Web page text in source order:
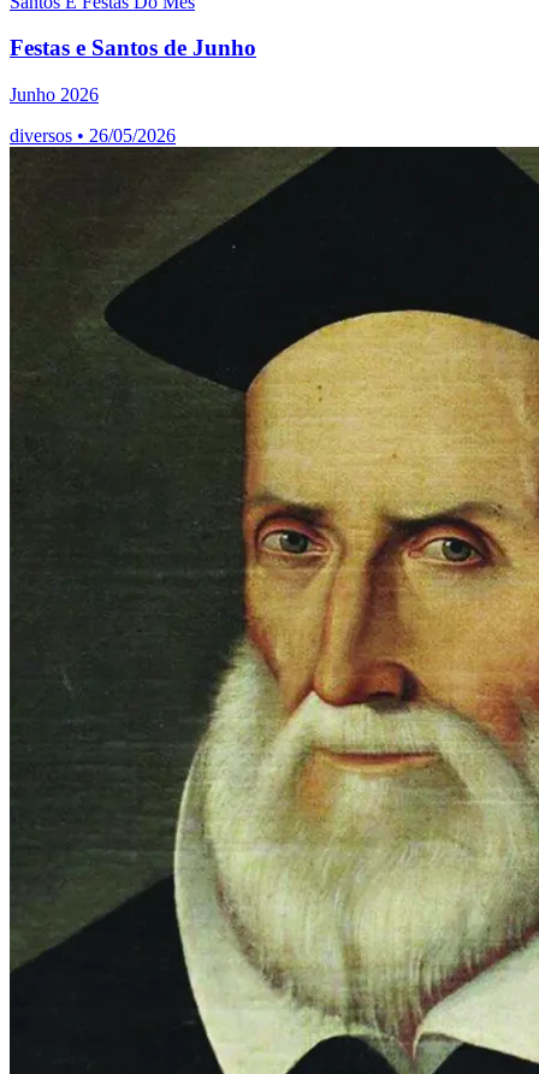
Festas e Santos de Junho
Junho 2026
diversos • 26/05/2026